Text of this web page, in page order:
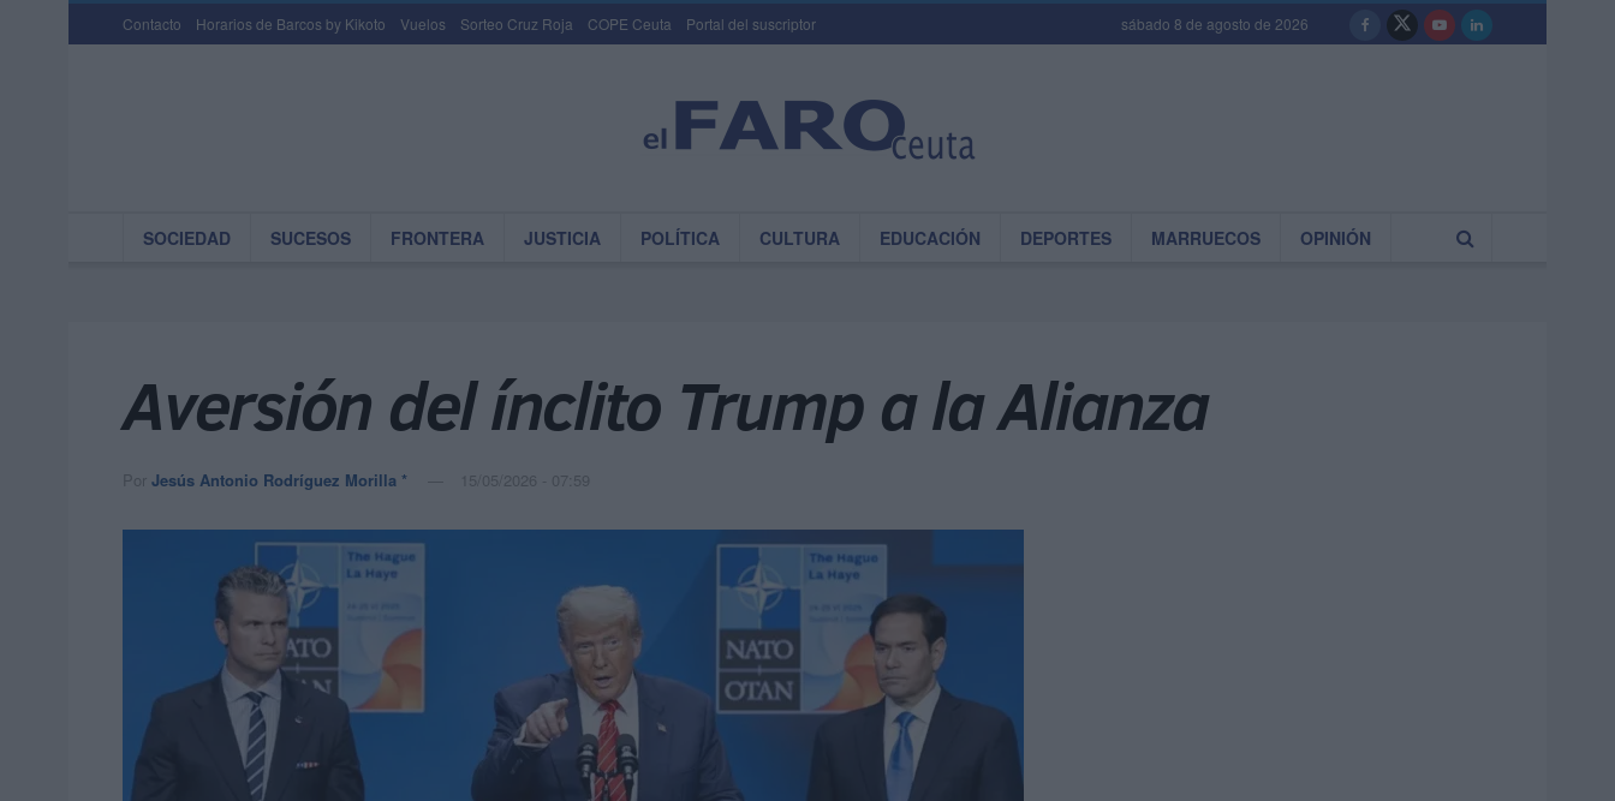
Contacto Horarios de Barcos by Kikoto Vuelos Sorteo Cruz Roja COPE Ceuta Portal del suscriptor sábado 8 de agosto de 2026
SOCIEDAD SUCESOS FRONTERA JUSTICIA POLÍTICA CULTURA EDUCACIÓN DEPORTES MARRUECOS OPINIÓN
Aversión del ínclito Trump a la Alianza
Por Jesús Antonio Rodríguez Morilla * 15/05/2026 - 07:59